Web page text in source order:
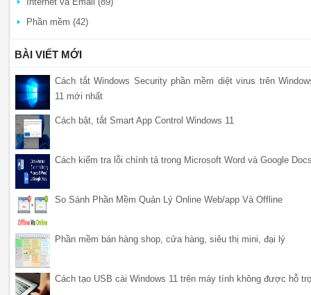
Phần mềm (42)
BÀI VIẾT MỚI
Cách tắt Windows Security phần mềm diệt virus trên
11 mới nhất
Cách bật, tắt Smart App Control Windows 11
Cách kiểm tra lỗi chính tả trong Microsoft Word và Google
So Sánh Phần Mềm Quản Lý Online Web/app Và Offline
Phần mềm bán hàng shop, cửa hàng, siêu thị mini, đại lý
Cách tạo USB cài Windows 11 trên máy tính không được hỗ